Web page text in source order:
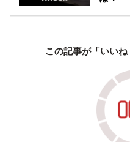
この記事が「いい